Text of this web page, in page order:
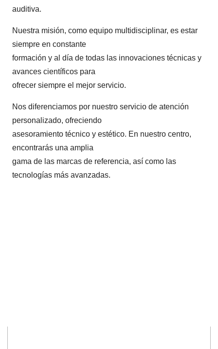
auditiva.
Nuestra misión, como equipo multidisciplinar, es estar
siempre en constante
formación y al día de todas las innovaciones técnicas y
avances científicos para
ofrecer siempre el mejor servicio.
Nos diferenciamos por nuestro servicio de atención
personalizado, ofreciendo
asesoramiento técnico y estético. En nuestro centro,
encontrarás una amplia
gama de las marcas de referencia, así como las
tecnologías más avanzadas.